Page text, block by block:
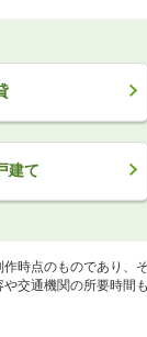
建て
時点のものであり、
交通機関の所要時間